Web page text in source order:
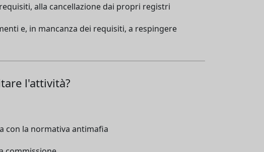
alla cancellazione dai propri registri
e, in mancanza dei requisiti, a respingere
l'attività?
con la normativa antimafia